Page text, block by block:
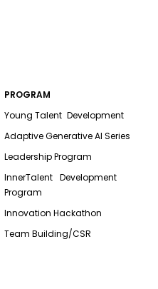
PROGRAM
Young Talent Development
Adaptive Generative AI Series
Leadership Program
InnerTalent Development
Program
Innovation Hackathon
Team Building/CSR